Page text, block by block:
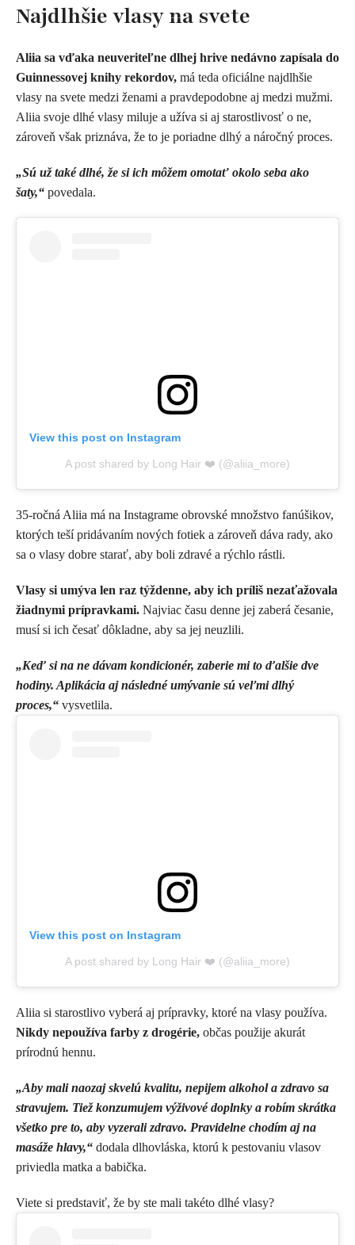
Najdlhšie vlasy na svete
Aliia sa vďaka neuveriteľne dlhej hrive nedávno zapísala do
Guinnessovej knihy rekordov, má teda oficiálne najdlhšie
vlasy na svete medzi ženami a pravdepodobne aj medzi mužmi.
Aliia svoje dlhé vlasy miluje a užíva si aj starostlivosť o ne,
zároveň však priznáva, že to je poriadne dlhý a náročný proces.
„Sú už také dlhé, že si ich môžem omotať okolo seba ako
šaty,“ povedala.
View this post on Instagram
A post shared by Long Hair ❤️ (@aliia_more)
35-ročná Aliia má na Instagrame obrovské množstvo fanúšikov,
ktorých teší pridávaním nových fotiek a zároveň dáva rady, ako
sa o vlasy dobre starať, aby boli zdravé a rýchlo rástli.
Vlasy si umýva len raz týždenne, aby ich príliš nezaťažovala
žiadnymi prípravkami. Najviac času denne jej zaberá česanie,
musí si ich česať dôkladne, aby sa jej neuzlili.
„Keď si na ne dávam kondicionér, zaberie mi to ďalšie dve
hodiny. Aplikácia aj následné umývanie sú veľmi dlhý
proces,“ vysvetlila.
View this post on Instagram
A post shared by Long Hair ❤️ (@aliia_more)
Aliia si starostlivo vyberá aj prípravky, ktoré na vlasy používa.
Nikdy nepoužíva farby z drogérie, občas použije akurát
prírodnú hennu.
„Aby mali naozaj skvelú kvalitu, nepijem alkohol a zdravo sa
stravujem. Tiež konzumujem výživové doplnky a robím skrátka
všetko pre to, aby vyzerali zdravo. Pravidelne chodím aj na
masáže hlavy,“ dodala dlhovláska, ktorú k pestovaniu vlasov
priviedla matka a babička.
Viete si predstaviť, že by ste mali takéto dlhé vlasy?